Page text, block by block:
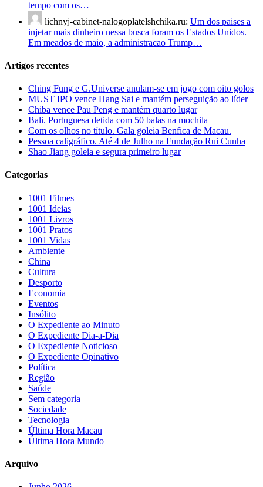
tempo com os…
lichnyj-cabinet-nalogoplatelshchika.ru: Um dos paises a
injetar mais dinheiro nessa busca foram os Estados Unidos.
Em meados de maio, a administracao Trump…
Artigos recentes
Ching Fung e G.Universe anulam-se em jogo com oito golos
MUST IPO vence Hang Sai e mantém perseguição ao líder
Chiba vence Pau Peng e mantém quarto lugar
Bali. Portuguesa detida com 50 balas na mochila
Com os olhos no título. Gala goleia Benfica de Macau.
Pessoa caligráfico. Até 4 de Julho na Fundação Rui Cunha
Shao Jiang goleia e segura primeiro lugar
Categorias
1001 Filmes
1001 Ideias
1001 Livros
1001 Pratos
1001 Vidas
Ambiente
China
Cultura
Desporto
Economia
Eventos
Insólito
O Expediente ao Minuto
O Expediente Dia-a-Dia
O Expediente Noticioso
O Expediente Opinativo
Política
Região
Saúde
Sem categoria
Sociedade
Tecnologia
Última Hora Macau
Última Hora Mundo
Arquivo